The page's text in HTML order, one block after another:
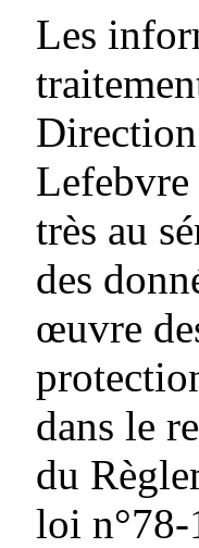
Les
très au
des
œuvre
dans le
du
loi